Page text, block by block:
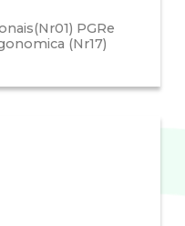
PGRe
(Nr17)